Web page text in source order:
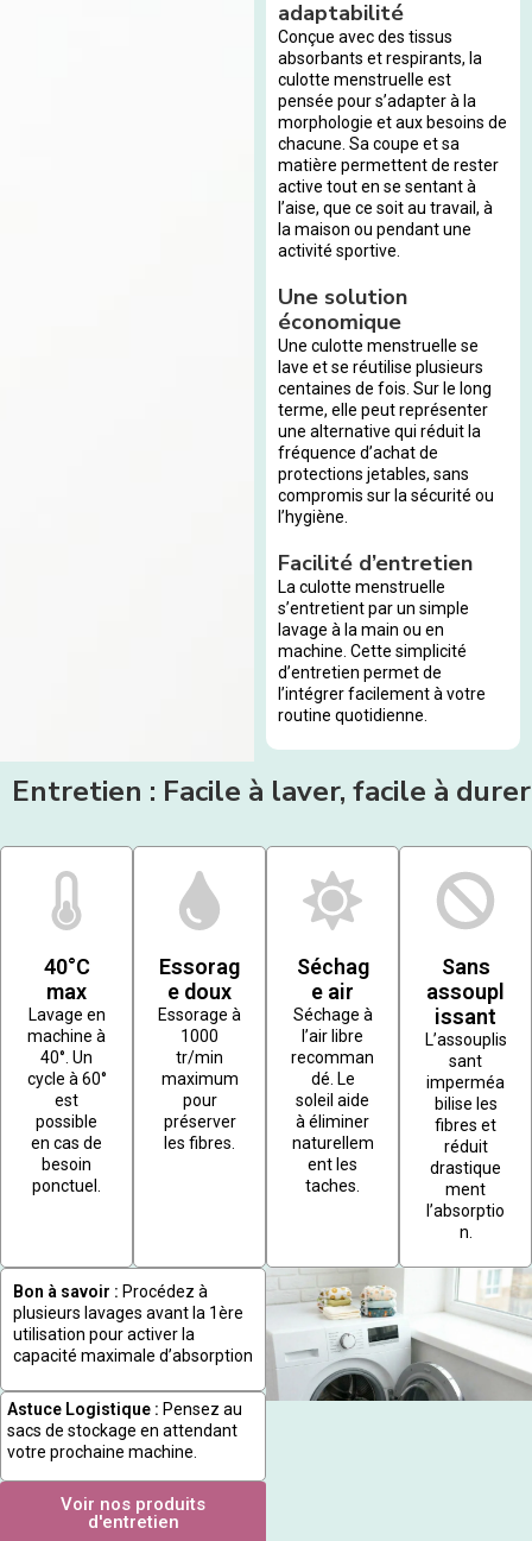
adaptabilité
Conçue avec des tissus
absorbants et respirants, la
culotte menstruelle est
pensée pour s’adapter à la
morphologie et aux besoins de
chacune. Sa coupe et sa
matière permettent de rester
active tout en se sentant à
l’aise, que ce soit au travail, à
la maison ou pendant une
activité sportive.
Une solution
économique
Une culotte menstruelle se
lave et se réutilise plusieurs
centaines de fois. Sur le long
terme, elle peut représenter
une alternative qui réduit la
fréquence d’achat de
protections jetables, sans
compromis sur la sécurité ou
l’hygiène.
Facilité d’entretien
La culotte menstruelle
s’entretient par un simple
lavage à la main ou en
machine. Cette simplicité
d’entretien permet de
l’intégrer facilement à votre
routine quotidienne.
Entretien : Facile à laver, facile à durer
40°C
max
Lavage en
machine à
40°. Un
cycle à 60°
est
possible
en cas de
besoin
ponctuel.
Essorag
e doux
Essorage à
1000
tr/min
maximum
pour
préserver
les fibres.
Séchag
e air
Séchage à
l’air libre
recomman
dé. Le
soleil aide
à éliminer
naturellem
ent les
taches.
Sans
assoupl
issant
L’assouplis
sant
imperméa
bilise les
fibres et
réduit
drastique
ment
l’absorptio
n.
Bon à savoir : Procédez à
plusieurs lavages avant la 1ère
utilisation pour activer la
capacité maximale d’absorption
Astuce Logistique : Pensez au
sacs de stockage en attendant
votre prochaine machine.
Voir nos produits
d'entretien